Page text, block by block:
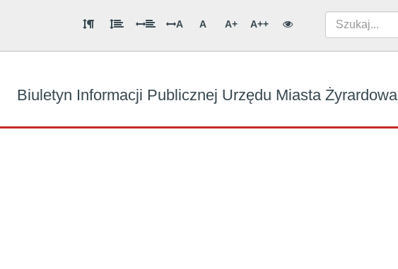
A A A+ A++
Biuletyn Informacji Publicznej Urzędu Miasta Żyrardowa